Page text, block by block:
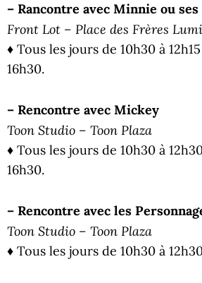
– Rancontre avec Minnie ou
Front Lot – Place des Frères
♦ Tous les jours de 10h30 à
16h30.
– Rencontre avec Mickey
Toon Studio – Toon Plaza
♦ Tous les jours de 10h30 à
16h30.
– Rencontre avec les
Toon Studio – Toon Plaza
♦ Tous les jours de 10h30 à